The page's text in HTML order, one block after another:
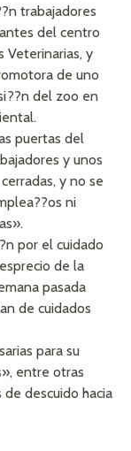
trabajadores
del centro
Veterinarias, y
de uno
del zoo en
puertas del
y unos
y no se
ni
por el cuidado
de la
pasada
de cuidados
para su
entre otras
descuido hacia